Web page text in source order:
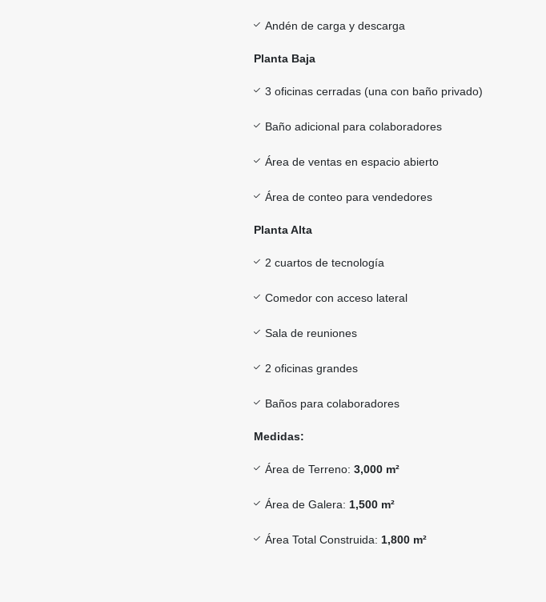
Andén de carga y descarga
Planta Baja
3 oficinas cerradas (una con baño privado)
Baño adicional para colaboradores
Área de ventas en espacio abierto
Área de conteo para vendedores
Planta Alta
2 cuartos de tecnología
Comedor con acceso lateral
Sala de reuniones
2 oficinas grandes
Baños para colaboradores
Medidas:
Área de Terreno: 3,000 m²
Área de Galera: 1,500 m²
Área Total Construida: 1,800 m²